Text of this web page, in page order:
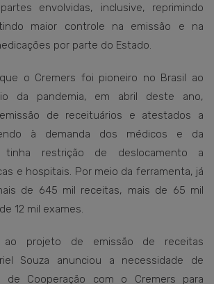
envolvidas, inclusive, reprimindo
maior controle na emissão e na
por parte do Estado.
o Cremers foi pioneiro no Brasil ao
da pandemia, em abril deste ano,
de receituários e atestados a
à demanda dos médicos e da
tinha restrição de deslocamento a
e hospitais. Por meio da ferramenta, já
de 645 mil receitas, mais de 65 mil
12 mil exames.
projeto de emissão de receitas
Souza anunciou a necessidade de
de Cooperação com o Cremers para